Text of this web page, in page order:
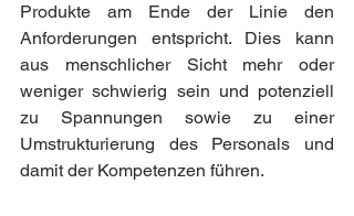
Produkte am Ende der Linie den
Anforderungen entspricht. Dies kann
aus menschlicher Sicht mehr oder
weniger schwierig sein und potenziell
zu Spannungen sowie zu einer
Umstrukturierung des Personals und
damit der Kompetenzen führen.